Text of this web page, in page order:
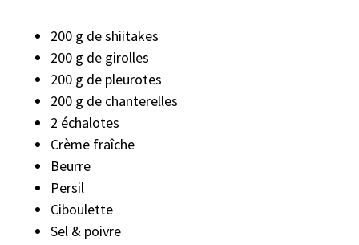
200 g de shiitakes
200 g de girolles
200 g de pleurotes
200 g de chanterelles
2 échalotes
Crème fraîche
Beurre
Persil
Ciboulette
Sel & poivre